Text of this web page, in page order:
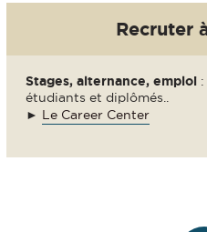
Recruter
Stages, alternance, emploi
étudiants et diplômés..
► Le Career Center